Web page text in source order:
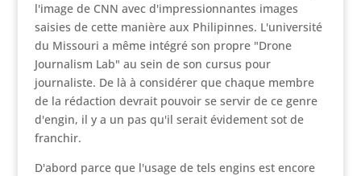
l'image de CNN avec d'impressionnantes images
saisies de cette manière aux Philipinnes. L'université
du Missouri a même intégré son propre "Drone
Journalism Lab" au sein de son cursus pour
journaliste. De là à considérer que chaque membre
de la rédaction devrait pouvoir se servir de ce genre
d'engin, il y a un pas qu'il serait évidement sot de
franchir.
D'abord parce que l'usage de tels engins est encore